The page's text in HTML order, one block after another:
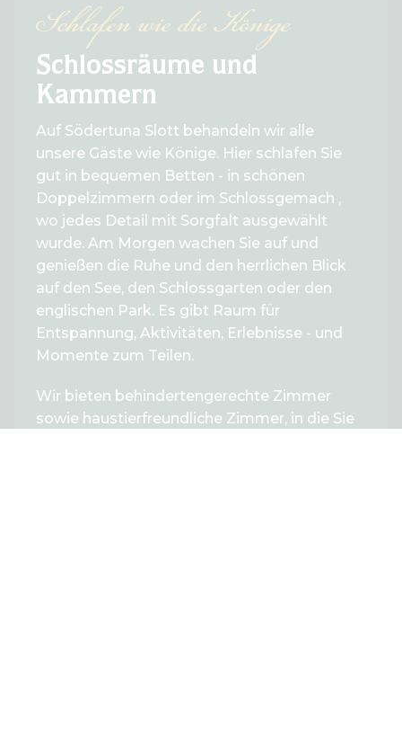
Schlafen wie die Könige
Schlossräume und
Kammern
Auf Södertuna Slott behandeln wir alle
unsere Gäste wie Könige. Hier schlafen Sie
gut in bequemen Betten - in schönen
Doppelzimmern oder im Schlossgemach ,
wo jedes Detail mit Sorgfalt ausgewählt
wurde. Am Morgen wachen Sie auf und
genießen die Ruhe und den herrlichen Blick
auf den See, den Schlossgarten oder den
englischen Park. Es gibt Raum für
Entspannung, Aktivitäten, Erlebnisse - und
Momente zum Teilen.
Wir bieten behindertengerechte Zimmer
sowie haustierfreundliche Zimmer, in die Sie